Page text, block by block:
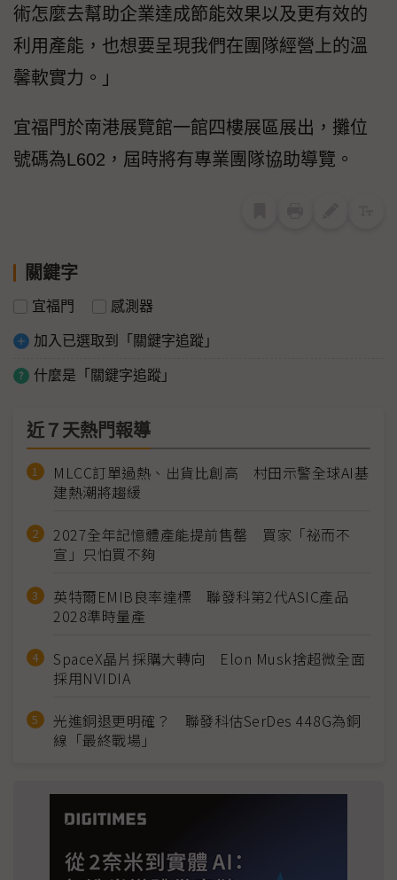
術怎麼去幫助企業達成節能效果以及更有效的
利用產能，也想要呈現我們在團隊經營上的溫
馨軟實力。」
宜福門於南港展覽館一館四樓展區展出，攤位
號碼為L602，屆時將有專業團隊協助導覽。
關鍵字
宜福門 感測器
加入已選取到「關鍵字追蹤」
什麼是「關鍵字追蹤」
近７天熱門報導
MLCC訂單過熱、出貨比創高 村田示警全球AI基
建熱潮將趨緩
2027全年記憶體產能提前售罄 買家「祕而不
宣」只怕買不夠
英特爾EMIB良率達標 聯發科第2代ASIC產品
2028準時量產
SpaceX晶片採購大轉向 Elon Musk捨超微全面
採用NVIDIA
光進銅退更明確？ 聯發科估SerDes 448G為銅
線「最終戰場」